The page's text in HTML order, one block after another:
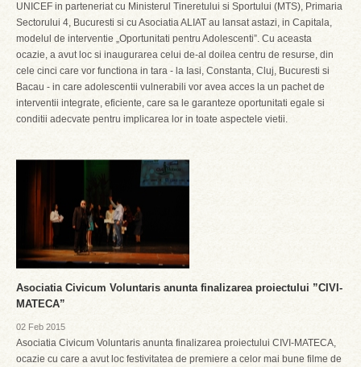
UNICEF in parteneriat cu Ministerul Tineretului si Sportului (MTS), Primaria
Sectorului 4, Bucuresti si cu Asociatia ALIAT au lansat astazi, in Capitala,
modelul de interventie „Oportunitati pentru Adolescenti”. Cu aceasta
ocazie, a avut loc si inaugurarea celui de-al doilea centru de resurse, din
cele cinci care vor functiona in tara - la Iasi, Constanta, Cluj, Bucuresti si
Bacau - in care adolescentii vulnerabili vor avea acces la un pachet de
interventii integrate, eficiente, care sa le garanteze oportunitati egale si
conditii adecvate pentru implicarea lor in toate aspectele vietii.
Asociatia Civicum Voluntaris anunta finalizarea proiectului ”CIVI-
MATECA”
02 Feb 2015
Asociatia Civicum Voluntaris anunta finalizarea proiectului CIVI-MATECA,
ocazie cu care a avut loc festivitatea de premiere a celor mai bune filme de